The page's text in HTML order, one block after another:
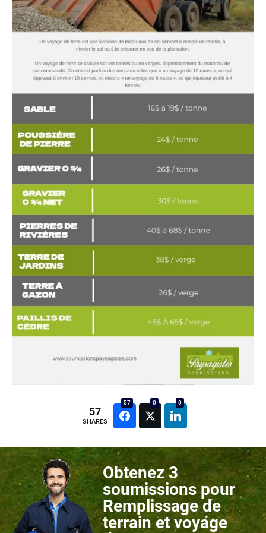
57
SHARES
57 0 0
Obtenez 3
soumissions pour
Remplissage de
terrain et voyage